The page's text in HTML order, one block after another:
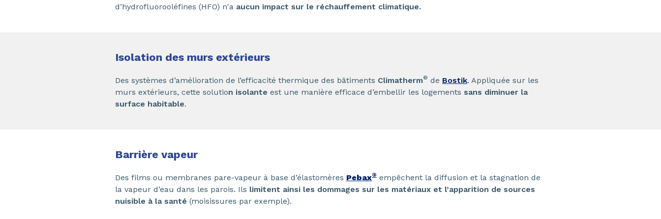
d’hydrofluorooléfines (HFO) n'a aucun impact sur le réchauffement climatique.
Isolation des murs extérieurs
Des systèmes d’amélioration de l’efficacité thermique des bâtiments Climatherm® de Bostik. Appliquée sur les
murs extérieurs, cette solution isolante est une manière efficace d’embellir les logements sans diminuer la
surface habitable.
Barrière vapeur
Des films ou membranes pare-vapeur à base d’élastomères Pebax® empêchent la diffusion et la stagnation de
la vapeur d’eau dans les parois. Ils limitent ainsi les dommages sur les matériaux et l’apparition de sources
nuisible à la santé (moisissures par exemple).